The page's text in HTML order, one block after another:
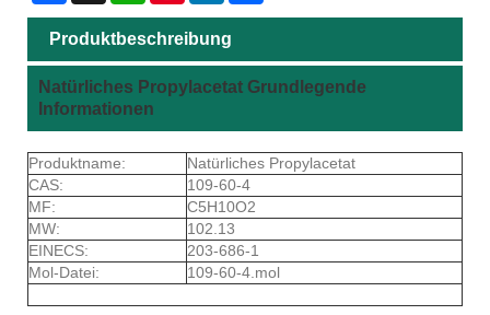
Produktbeschreibung
Natürliches Propylacetat Grundlegende
Informationen
Produktname:
Natürliches Propylacetat
CAS:
109-60-4
MF:
C5H10O2
MW:
102.13
EINECS:
203-686-1
Mol-Datei:
109-60-4.mol